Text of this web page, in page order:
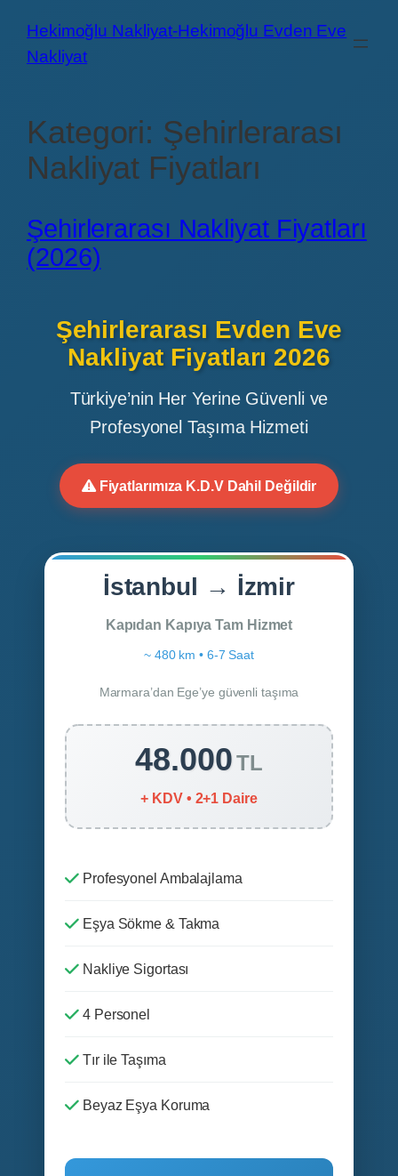
geçHekimoğlu Nakliyat-Hekimoğlu Evden Eve
Nakliyat
Kategori: Şehirlerarası
Nakliyat Fiyatları
Şehirlerarası Nakliyat Fiyatları
(2026)
Şehirlerarası Evden Eve
Nakliyat Fiyatları 2026
Türkiye’nin Her Yerine Güvenli ve
Profesyonel Taşıma Hizmeti
Fiyatlarımıza K.D.V Dahil Değildir
İstanbul → İzmir
Kapıdan Kapıya Tam Hizmet
~ 480 km • 6-7 Saat
Marmara’dan Ege’ye güvenli taşıma
48.000TL
+ KDV • 2+1 Daire
Profesyonel Ambalajlama
Eşya Sökme & Takma
Nakliye Sigortası
4 Personel
Tır ile Taşıma
Beyaz Eşya Koruma